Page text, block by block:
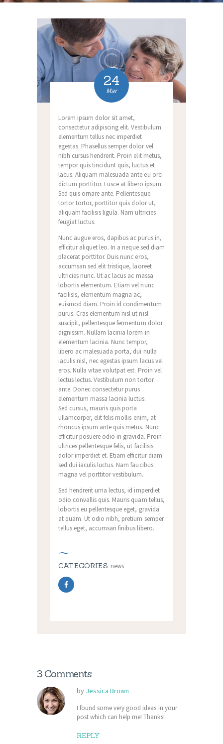
24
Mar
Lorem ipsum dolor sit amet,
consectetur adipiscing elit. Vestibulum
elementum tellus nec imperdiet
egestas. Phasellus semper dolor vel
nibh cursus hendrerit. Proin elit metus,
tempor quis tincidunt quis, luctus et
lacus. Aliquam malesuada ante eu orci
dictum porttitor. Fusce at libero ipsum.
Sed quis ornare ante. Pellentesque
tortor tortor, porttitor quis dolor ut,
aliquam facilisis ligula. Nam ultricies
feugiat luctus.
Nunc augue eros, dapibus ac purus in,
efficitur aliquet leo. In a neque sed diam
placerat porttitor. Duis nunc eros,
accumsan sed elit tristique, laoreet
ultricies nunc. Ut ac lacus ac massa
lobortis elementum. Etiam vel nunc
facilisis, elementum magna ac,
euismod diam. Proin id condimentum
purus. Cras elementum nisl ut nisl
suscipit, pellentesque fermentum dolor
dignissim. Nullam lacinia lorem in
elementum lacinia. Nunc tempor,
libero ac malesuada porta, dui nulla
iaculis nisl, nec egestas ipsum lacus vel
eros. Nulla vitae volutpat est. Proin vel
lectus lectus. Vestibulum non tortor
ante. Donec consectetur purus
elementum massa lacinia luctus.
Sed cursus, mauris quis porta
ullamcorper, elit felis mollis enim, at
rhoncus ipsum ante quis metus. Nunc
efficitur posuere odio in gravida. Proin
ultrices pellentesque felis, ut facilisis
dolor imperdiet et. Etiam efficitur diam
sed dui iaculis luctus. Nam faucibus
magna vel porttitor vestibulum.
Sed hendrerit urna lectus, id imperdiet
odio convallis quis. Mauris quam tellus,
lobortis eu pellentesque eget, gravida
at quam. Ut odio nibh, pretium semper
tellus eget, accumsan finibus libero.
CATEGORIES: news
3 Comments
by Jessica Brown
I found some very good ideas in your
post which can help me! Thanks!
REPLY